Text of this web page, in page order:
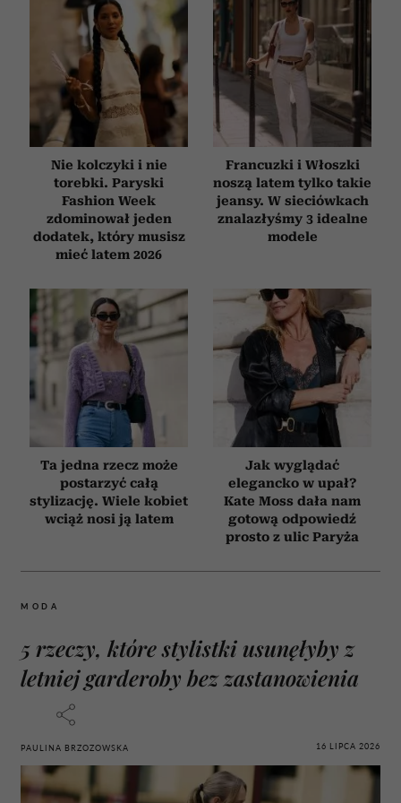
analizować ruch w naszej witrynie. Informacje o tym, jak
korzystasz z naszej witryny, udostępniamy partnerom
społecznościowym, reklamowym i analitycznym.
Partnerzy mogą połączyć te informacje z innymi danymi
otrzymanymi od Ciebie lub uzyskanymi podczas
korzystania z ich usług.
Nie kolczyki i nie
torebki. Paryski
Fashion Week
zdominował jeden
dodatek, który musisz
mieć latem 2026
Francuzki i Włoszki
noszą latem tylko takie
jeansy. W sieciówkach
znalazłyśmy 3 idealne
modele
Ta jedna rzecz może
postarzyć całą
stylizację. Wiele kobiet
wciąż nosi ją latem
Jak wyglądać
elegancko w upał?
Kate Moss dała nam
gotową odpowiedź
prosto z ulic Paryża
MODA
5 rzeczy, które stylistki usunęłyby z
letniej garderoby bez zastanowienia
PAULINA BRZOZOWSKA 16 LIPCA 2026